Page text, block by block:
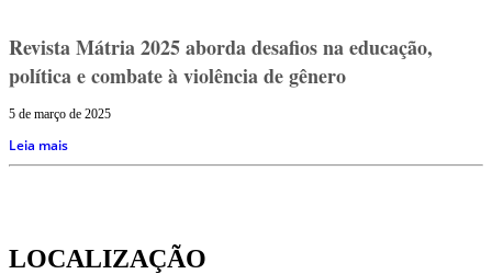
Revista Mátria 2025 aborda desafios na educação,
política e combate à violência de gênero
5 de março de 2025
Leia mais
LOCALIZAÇÃO